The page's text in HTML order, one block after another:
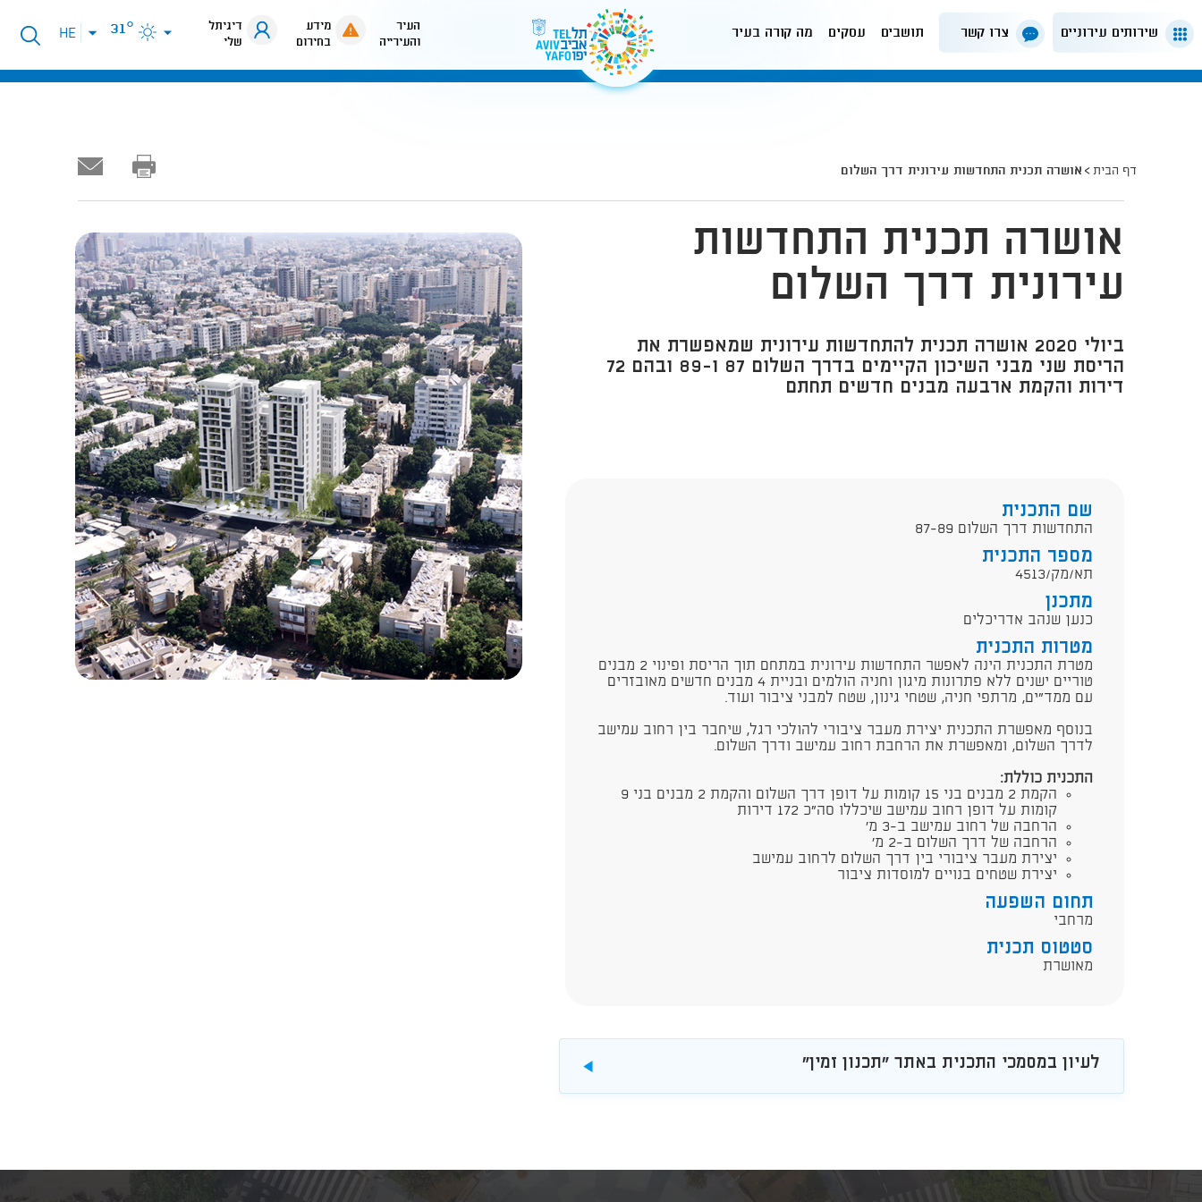
שירותים עירוניים צרו קשר תושבים עסקים מה קורה בעיר
העיר
והעירייה
מידע
בחירום
דיגיתל
שלי
31°
פתיחת
תפריט
HE
דף הבית אושרה תכנית התחדשות עירונית דרך השלום
אושרה תכנית התחדשות
עירונית דרך השלום
ביולי 2020 אושרה תכנית להתחדשות עירונית שמאפשרת את
הריסת שני מבני השיכון הקיימים בדרך השלום 87 ו-89 ובהם 72
דירות והקמת ארבעה מבנים חדשים תחתם
שם התכנית
התחדשות דרך השלום 87-89
מספר התכנית
תא/מק/4513
מתכנן
כנען שנהב אדריכלים
מטרות התכנית
מטרת התכנית הינה לאפשר התחדשות עירונית במתחם תוך הריסת ופינוי 2 מבנים
טוריים ישנים ללא פתרונות מיגון וחניה הולמים ובניית 4 מבנים חדשים מאובזרים
עם ממד"ים, מרתפי חניה, שטחי גינון, שטח למבני ציבור ועוד.
בנוסף מאפשרת התכנית יצירת מעבר ציבורי להולכי רגל, שיחבר בין רחוב עמישב
לדרך השלום, ומאפשרת את הרחבת רחוב עמישב ודרך השלום.
התכנית כוללת:
הקמת 2 מבנים בני 15 קומות על דופן דרך השלום והקמת 2 מבנים בני 9
קומות על דופן רחוב עמישב שיכללו סה"כ 172 דירות
הרחבה של רחוב עמישב ב-3 מ'
הרחבה של דרך השלום ב-2 מ'
יצירת מעבר ציבורי בין דרך השלום לרחוב עמישב
יצירת שטחים בנויים למוסדות ציבור
תחום השפעה
מרחבי
סטטוס תכנית
מאושרת
לעיון במסמכי התכנית באתר "תכנון זמין" להורדה